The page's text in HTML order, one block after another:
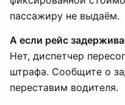
пассажиру не выдаём.
А если рейс
Нет, диспетчер
штрафа. Сообщите о
переставим водителя.